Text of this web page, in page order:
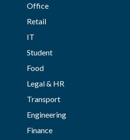
Office
Retail
IT
Student
Food
Legal & HR
Transport
Engineering
Finance